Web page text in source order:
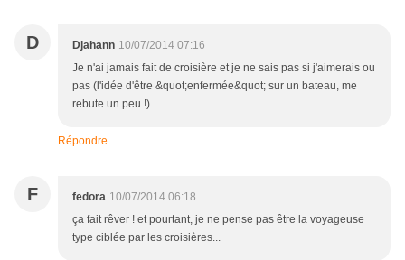
D Djahann 10/07/2014 07:16
Je n'ai jamais fait de croisière et je ne sais pas si j'aimerais ou
pas (l'idée d'être &quot;enfermée&quot; sur un bateau, me
rebute un peu !)
Répondre
F fedora 10/07/2014 06:18
ça fait rêver ! et pourtant, je ne pense pas être la voyageuse
type ciblée par les croisières...